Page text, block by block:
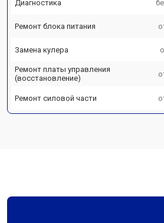
Диагностика
Ремонт блока питания
Замена кулера
Ремонт платы управления
(восстановление)
Ремонт силовой части